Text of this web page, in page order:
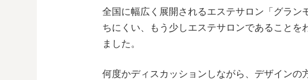
全国に幅広く展開されるエステサロン「グラン
ちにくい、もう少しエステサロンであることを
ました。
何度かディスカッションしながら、デザインの